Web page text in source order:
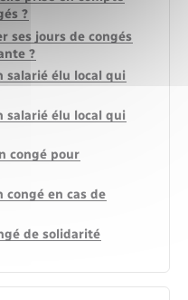
?
ses jours de congés
?
salarié élu local qui
salarié élu local qui
congé pour
en cas de
de solidarité